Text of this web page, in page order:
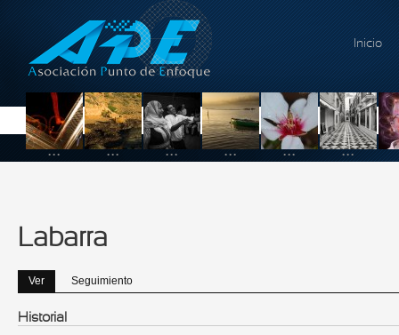
Inicio
... ... ... ... ... ...
Labarra
Solapas principales
Ver (solapa activa)
Seguimiento
Historial